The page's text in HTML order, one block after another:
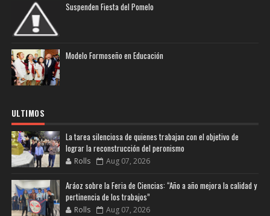
Suspenden Fiesta del Pomelo
Modelo Formoseño en Educación
ULTIMOS
La tarea silenciosa de quienes trabajan con el objetivo de
lograr la reconstrucción del peronismo
Rolls Aug 07, 2026
Aráoz sobre la Feria de Ciencias: “Año a año mejora la calidad y
pertinencia de los trabajos”
Rolls Aug 07, 2026